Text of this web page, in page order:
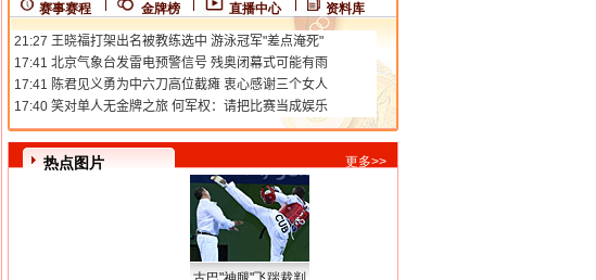
赛事赛程 金牌榜 直播中心 资料库
热点图片 更多>>